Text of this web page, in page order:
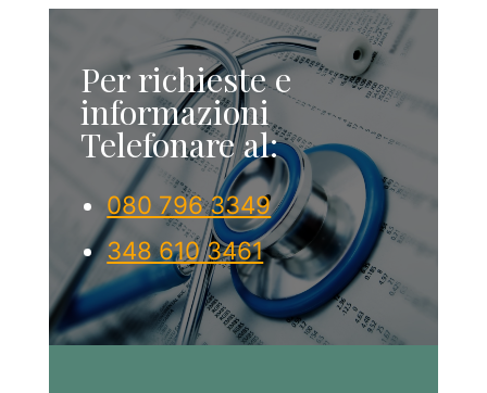
Per richieste e
informazioni
Telefonare al:
‎080 796 3349
348 610 3461